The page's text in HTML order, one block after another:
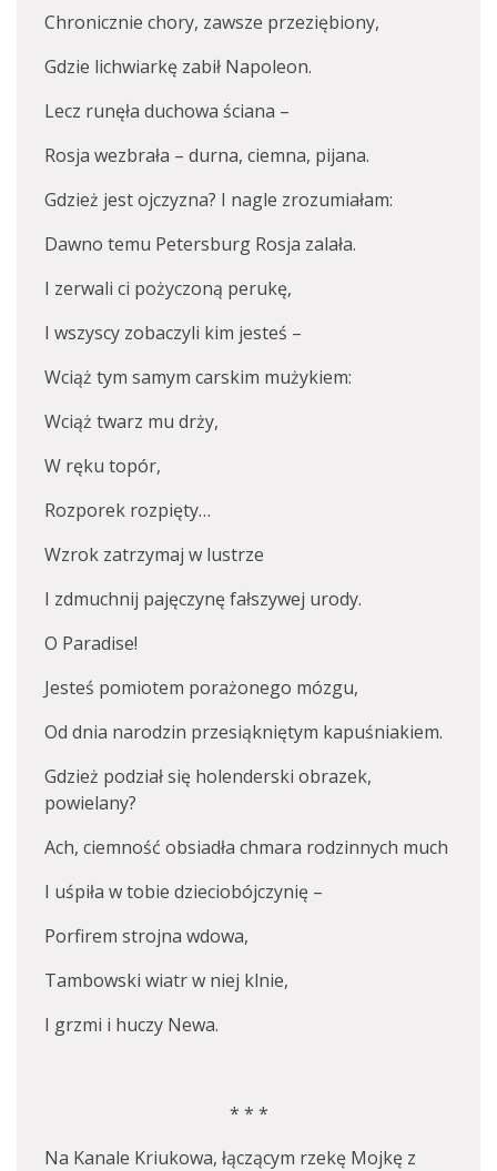
Chronicznie chory, zawsze przeziębiony,
Gdzie lichwiarkę zabił Napoleon.
Lecz runęła duchowa ściana –
Rosja wezbrała – durna, ciemna, pijana.
Gdzież jest ojczyzna? I nagle zrozumiałam:
Dawno temu Petersburg Rosja zalała.
I zerwali ci pożyczoną perukę,
I wszyscy zobaczyli kim jesteś –
Wciąż tym samym carskim mużykiem:
Wciąż twarz mu drży,
W ręku topór,
Rozporek rozpięty…
Wzrok zatrzymaj w lustrze
I zdmuchnij pajęczynę fałszywej urody.
O Paradise!
Jesteś pomiotem porażonego mózgu,
Od dnia narodzin przesiąkniętym kapuśniakiem.
Gdzież podział się holenderski obrazek,
powielany?
Ach, ciemność obsiadła chmara rodzinnych much
I uśpiła w tobie dzieciobójczynię –
Porfirem strojna wdowa,
Tambowski wiatr w niej klnie,
I grzmi i huczy Newa.
* * *
Na Kanale Kriukowa, łączącym rzekę Mojkę z